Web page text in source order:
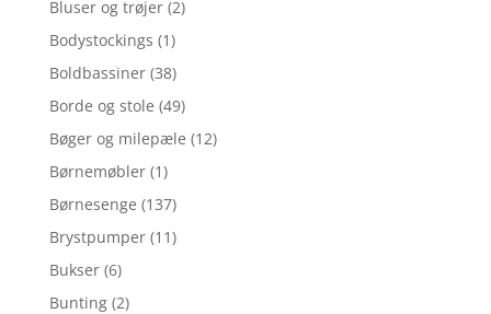
Bluser og trøjer (2)
Bodystockings (1)
Boldbassiner (38)
Borde og stole (49)
Bøger og milepæle (12)
Børnemøbler (1)
Børnesenge (137)
Brystpumper (11)
Bukser (6)
Bunting (2)